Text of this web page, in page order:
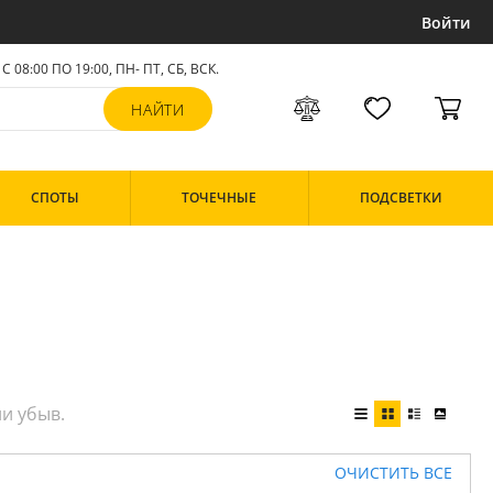
Войти
С 08:00 ПО 19:00, ПН- ПТ, СБ, ВСК.
СПОТЫ ТОЧЕЧНЫЕ ПОДСВЕТКИ
ОЧИСТИТЬ ВСЕ